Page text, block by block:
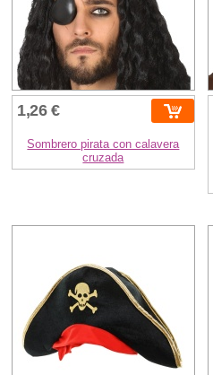
1,26 €
Sombrero pirata con calavera
cruzada